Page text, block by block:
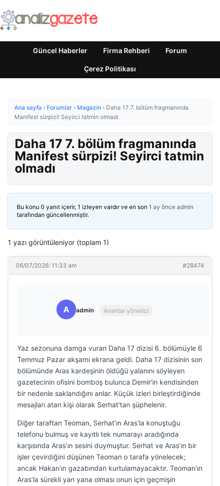
Güncel Haberler Firma Rehberi Forum
Çerez Politikası
Ana sayfa › Forumlar › Magazin › Daha 17 7. bölüm fragmanında
Manifest sürpizi! Seyirci tatmin olmadı
Daha 17 7. bölüm fragmanında
Manifest sürpizi! Seyirci tatmin
olmadı
Bu konu 0 yanıt içerir, 1 izleyen vardır ve en son 1 ay önce admin
tarafından güncellenmiştir.
1 yazı görüntüleniyor (toplam 1)
06/07/2026: 11:33 am #28474
A admin Anahtar yönetici
Yaz sezonuna damga vuran Daha 17 dizisi 6. bölümüyle 6
Temmuz Pazar akşamı ekrana geldi. Daha 17 dizisinin son
bölümünde Aras kardeşinin öldüğü yalanını söyleyen
gazetecinin ofisini bomboş bulunca Demir’in kendisinden
bir nedenle saklandığını anlar. Küçük izleri birleştirdiğinde
mesajları atan kişi olarak Serhat’tan şüphelenir.
Diğer taraftan Teoman, Serhat’ın Aras’la konuştuğu
telefonu bulmuş ve kayıtlı tek numarayı aradığında
karşısında Aras’ın sesini duymuştur. Serhat ve Aras’ın bir
işler çevirdiğini düşünen Teoman o tarafa yönelecek;
ancak Hakan’ın gazabından kurtulamayacaktır. Teoman’ın
Aras’la sürekli yan yana olması onun için geçmişin